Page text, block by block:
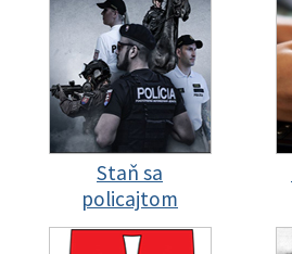
Staň sa
policajtom